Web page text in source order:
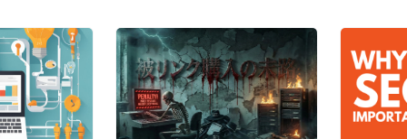
に導入していま
のか。これは、
た新しいフィル
ンショットで
らの「トピック
ィルターでフィ
になります。20
い。2. Google Search Console 特徴: Go
ogle検索におけるサイトのパフォーマン
スを監視、分析するためのツール。利点:
インデックスステータス、検索クエリ、
クロールエラーなど、SEOに必要な情報
を無料で提供。 3. SEMrush 特徴: オール
インワンのマーケティングツール。キー
した。 これ
アルゴリズ
とにリリー
アップデー
アップデー
た。それま